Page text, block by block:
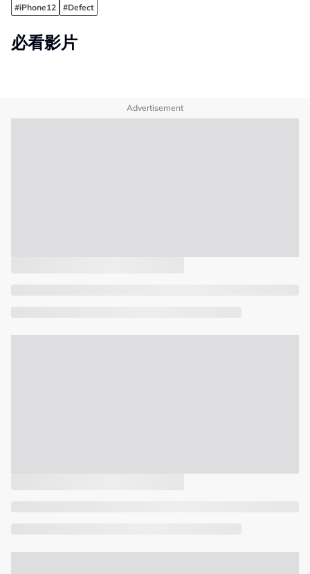
#iPhone12 #Defect
必看影片
Advertisement